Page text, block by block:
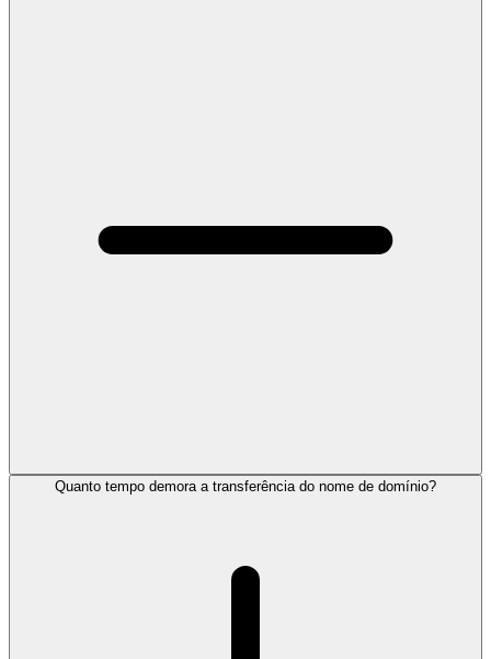
Quanto tempo demora a transferência do nome de domínio?